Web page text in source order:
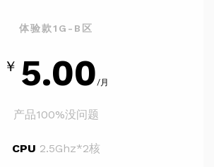
体验款1G-B区
￥ 5.00/月
产品100%没问题
CPU 2.5Ghz*2核